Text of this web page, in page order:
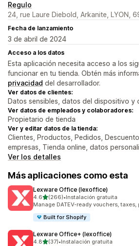
Regulo
24, rue Laure Diebold, Arkanite, LYON,
Fecha de lanzamiento
3 de abril de 2024
Acceso a los datos
Esta aplicación necesita acceso a los
funcionar en tu tienda. Obtén más
privacidad del desarrollador.
Ver datos de clientes:
Datos sensibles, datos del dispositivo y
Ver datos de empleados y colaboradores:
Propietario de tienda
Ver y editar datos de la tienda:
Clientes, Productos, Pedidos,
empresas, Tienda online, datos
Ver los detalles
Más aplicaciones como esta
Lexware Office (lexoffice)
4.6de 5 estrellas
(266)
266 reseñas en total
•Instalación gratuita
Manage DATEV-ready vouchers, taxes,
Built for Shopify
Lexware Office+ (lexoffice)
4.8de 5 estrellas
(37)•Instalación gratuita